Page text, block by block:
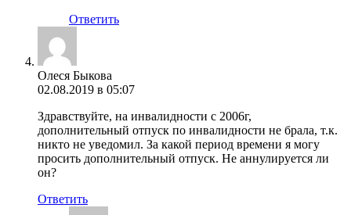
Ответить
Олеся Быкова
02.08.2019 в 05:07
Здравствуйте, на инвалидности с 2006г,
дополнительный отпуск по инвалидности не брала, т.к.
никто не уведомил. За какой период времени я могу
просить дополнительный отпуск. Не аннулируется ли
он?
Ответить